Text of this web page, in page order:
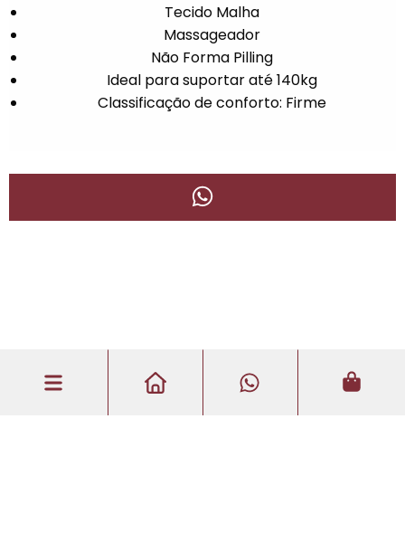
Tecido Malha
Massageador
Não Forma Pilling
Ideal para suportar até 140kg
Classificação de conforto: Firme